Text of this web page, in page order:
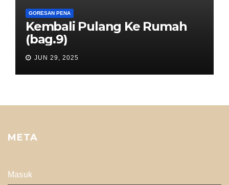
GORESAN PENA
Kembali Pulang Ke Rumah
(bag.9)
JUN 29, 2025
META
Masuk